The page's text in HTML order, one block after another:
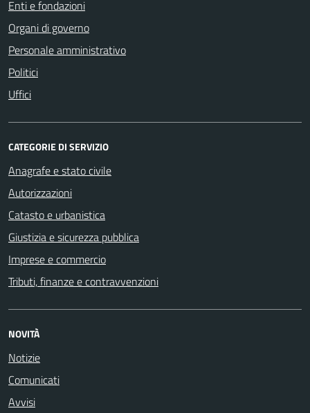
Enti e fondazioni
Organi di governo
Personale amministrativo
Politici
Uffici
CATEGORIE DI SERVIZIO
Anagrafe e stato civile
Autorizzazioni
Catasto e urbanistica
Giustizia e sicurezza pubblica
Imprese e commercio
Tributi, finanze e contravvenzioni
NOVITÀ
Notizie
Comunicati
Avvisi